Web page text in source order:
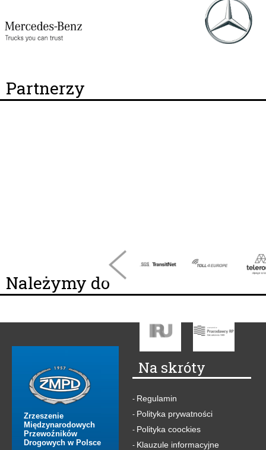
Partnerzy
Należymy do
Zrzeszenie
Międzynarodowych
Przewoźników
Drogowych w Polsce
Na skróty
- Regulamin
- Polityka prywatności
- Polityka coockies
- Klauzule informacyjne